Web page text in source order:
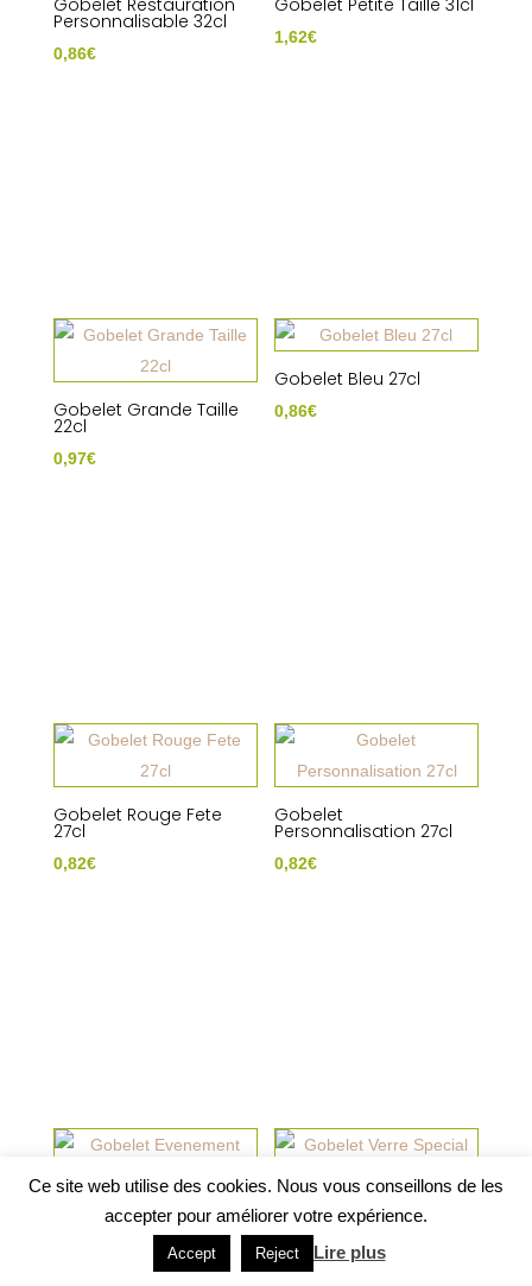
Personnalisable 32cl
0,86€
1,62€
Gobelet Grande Taille
22cl
0,97€
Gobelet Bleu 27cl
0,86€
Gobelet Rouge Fete
27cl
0,82€
Gobelet
Personnalisation 27cl
0,82€
Gobelet Evenement Gobelet Verre Special
23cl
1,04€
Ce site web utilise des cookies. Nous vous conseillons de les
accepter pour améliorer votre expérience.
Accept Reject Lire plus